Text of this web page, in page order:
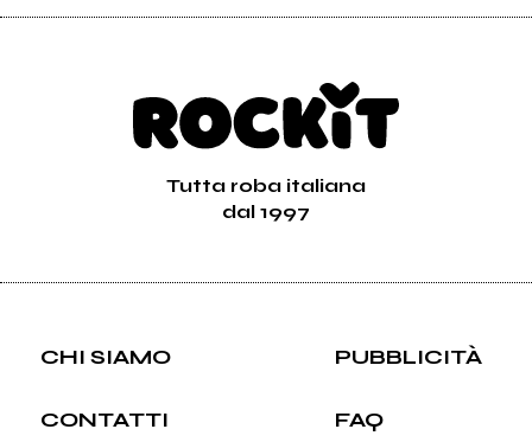
Tutta roba italiana
dal 1997
CHI SIAMO PUBBLICITÀ
CONTATTI FAQ